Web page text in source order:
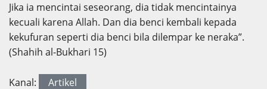
Jika ia mencintai seseorang, dia tidak mencintainya
kecuali karena Allah. Dan dia benci kembali kepada
kekufuran seperti dia benci bila dilempar ke neraka”.
(Shahih al-Bukhari 15)
Kanal: Artikel